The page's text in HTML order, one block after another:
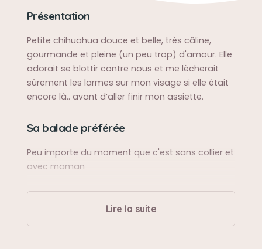
Présentation
Petite chihuahua douce et belle, très câline,
gourmande et pleine (un peu trop) d'amour. Elle
adorait se blottir contre nous et me lècherait
sûrement les larmes sur mon visage si elle était
encore là.. avant d’aller finir mon assiette.
Sa balade préférée
Peu importe du moment que c'est sans collier et
avec maman
Beaucoup trop sage pour faire des bêtises
Lire la suite